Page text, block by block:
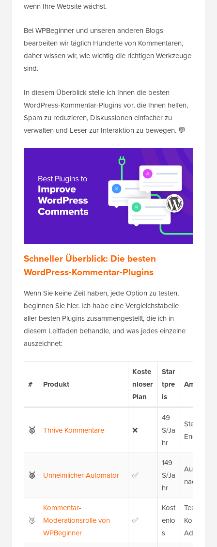
wenn Ihre Website wächst.
Bei WPBeginner und unseren anderen Blogs
bearbeiten wir täglich Hunderte von Kommentaren,
daher wissen wir, wie wichtig die richtigen Werkzeuge
sind.
In diesem Überblick stelle ich Ihnen die besten
WordPress-Kommentar-Plugins vor, die Ihnen helfen,
Spam zu reduzieren, Diskussionen einfacher zu
verwalten und Leser zur Interaktion zu bewegen. 💬
Schneller Überblick: Die besten
WordPress-Kommentar-Plugins
Wenn Sie keine Zeit haben, jede Option zu testen,
beginnen Sie hier. Ich habe eine Vergleichstabelle
aller besten Plugins zusammengestellt, die ich in
diesem Leitfaden behandle, und was jedes einzelne
auszeichnet:
# Produkt
Koste
nloser
Plan
Star
tpre
is
Am
🥇 Thrive Kommentare ❌
49
$/Ja
hr
🥈 Unheimlicher Automator ✅
149
$/Ja
hr
nachdem
🥉
Kommentar-
Moderationsrolle von
WPBeginner
✅
Kost
enlo
s
Teams
Admin-